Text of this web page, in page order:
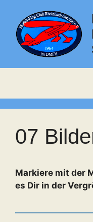
springen
07
Markiere mit der
es Dir in der